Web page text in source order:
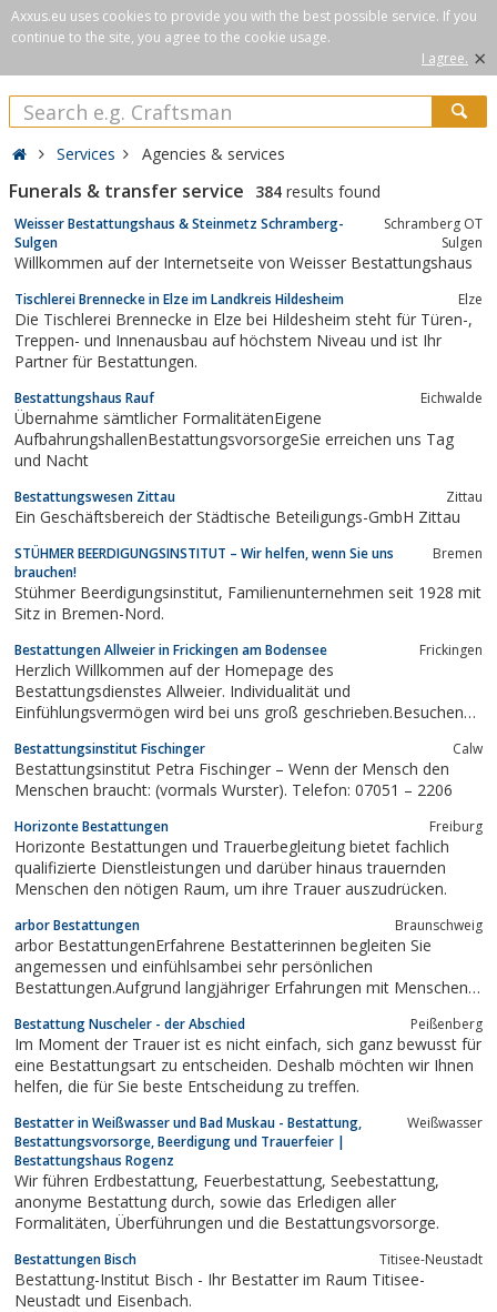
Axxus.eu uses cookies to provide you with the best possible service. If you
continue to the site, you agree to the cookie usage.
I agree. ×
Services Agencies & services
Funerals & transfer service 384 results found
Weisser Bestattungshaus & Steinmetz Schramberg-
Sulgen
Schramberg OT
Sulgen
Willkommen auf der Internetseite von Weisser Bestattungshaus
Tischlerei Brennecke in Elze im Landkreis Hildesheim Elze
Die Tischlerei Brennecke in Elze bei Hildesheim steht für Türen-,
Treppen- und Innenausbau auf höchstem Niveau und ist Ihr
Partner für Bestattungen.
Bestattungshaus Rauf Eichwalde
Übernahme sämtlicher FormalitätenEigene
AufbahrungshallenBestattungsvorsorgeSie erreichen uns Tag
und Nacht
Bestattungswesen Zittau Zittau
Ein Geschäftsbereich der Städtische Beteiligungs-GmbH Zittau
STÜHMER BEERDIGUNGSINSTITUT – Wir helfen, wenn Sie uns
brauchen!
Bremen
Stühmer Beerdigungsinstitut, Familienunternehmen seit 1928 mit
Sitz in Bremen-Nord.
Bestattungen Allweier in Frickingen am Bodensee Frickingen
Herzlich Willkommen auf der Homepage des
Bestattungsdienstes Allweier. Individualität und
Einfühlungsvermögen wird bei uns groß geschrieben.Besuchen
Bestattungsinstitut Fischinger Calw
Bestattungsinstitut Petra Fischinger – Wenn der Mensch den
Menschen braucht: (vormals Wurster). Telefon: 07051 – 2206
Horizonte Bestattungen Freiburg
Horizonte Bestattungen und Trauerbegleitung bietet fachlich
qualifizierte Dienstleistungen und darüber hinaus trauernden
Menschen den nötigen Raum, um ihre Trauer auszudrücken.
arbor Bestattungen Braunschweig
arbor BestattungenErfahrene Bestatterinnen begleiten Sie
angemessen und einfühlsambei sehr persönlichen
Bestattungen.Aufgrund langjähriger Erfahrungen mit Menschen
wie wichtig es ist Menschenan der Schnittstelle zwischen Leben
und Tod zu begleiten,nämlich...
Bestattung Nuscheler - der Abschied Peißenberg
Im Moment der Trauer ist es nicht einfach, sich ganz bewusst für
eine Bestattungsart zu entscheiden. Deshalb möchten wir Ihnen
helfen, die für Sie beste Entscheidung zu treffen.
Bestatter in Weißwasser und Bad Muskau - Bestattung,
Bestattungsvorsorge, Beerdigung und Trauerfeier |
Bestattungshaus Rogenz
Weißwasser
Wir führen Erdbestattung, Feuerbestattung, Seebestattung,
anonyme Bestattung durch, sowie das Erledigen aller
Formalitäten, Überführungen und die Bestattungsvorsorge.
Bestattungen Bisch Titisee-Neustadt
Bestattung-Institut Bisch - Ihr Bestatter im Raum Titisee-
Neustadt und Eisenbach.